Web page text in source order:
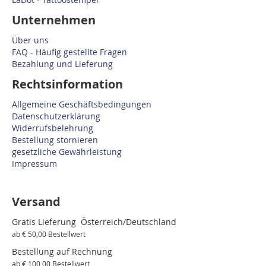
Unternehmen
Über uns
FAQ - Häufig gestellte Fragen
Bezahlung und Lieferung
Rechtsinformation
Allgemeine Geschäftsbedingungen
Datenschutzerklärung
Widerrufsbelehrung
Bestellung stornieren
gesetzliche Gewährleistung
Impressum
Versand
Gratis Lieferung Österreich/Deutschland
ab € 50,00 Bestellwert
Bestellung auf Rechnung
ab € 100,00 Bestellwert